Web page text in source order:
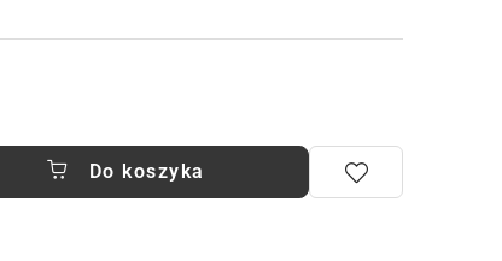
Do koszyka